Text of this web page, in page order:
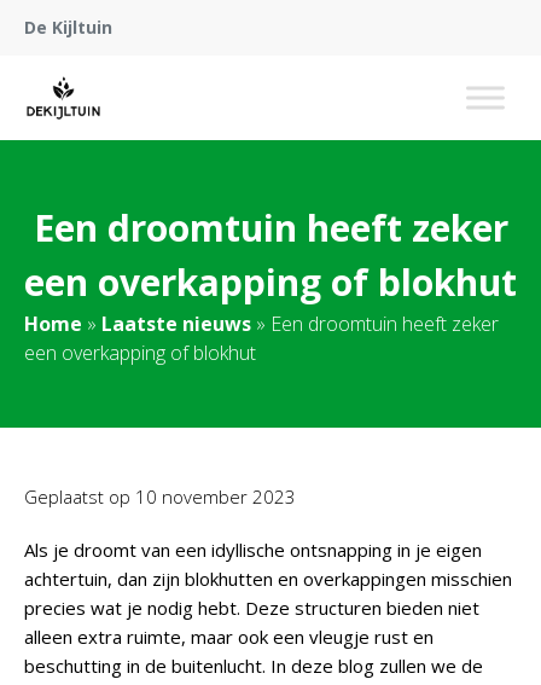
De Kijltuin
Een droomtuin heeft zeker
een overkapping of blokhut
Home » Laatste nieuws » Een droomtuin heeft zeker
een overkapping of blokhut
Geplaatst op 10 november 2023
Als je droomt van een idyllische ontsnapping in je eigen
achtertuin, dan zijn blokhutten en overkappingen misschien
precies wat je nodig hebt. Deze structuren bieden niet
alleen extra ruimte, maar ook een vleugje rust en
beschutting in de buitenlucht. In deze blog zullen we de